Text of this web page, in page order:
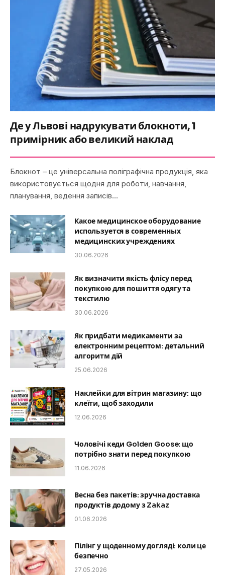
Де у Львові надрукувати блокноти, 1
примірник або великий наклад
Блокнот – це універсальна поліграфічна продукція, яка
використовується щодня для роботи, навчання,
планування, ведення записів…
Какое медицинское оборудование
используется в современных
медицинских учреждениях
30.06.2026
Як визначити якість флісу перед
покупкою для пошиття одягу та
текстилю
30.06.2026
Як придбати медикаменти за
електронним рецептом: детальний
алгоритм дій
25.06.2026
Наклейки для вітрин магазину: що
клеїти, щоб заходили
12.06.2026
Чоловічі кеди Golden Goose: що
потрібно знати перед покупкою
11.06.2026
Весна без пакетів: зручна доставка
продуктів додому з Zakaz
01.06.2026
Пілінг у щоденному догляді: коли це
безпечно
27.05.2026